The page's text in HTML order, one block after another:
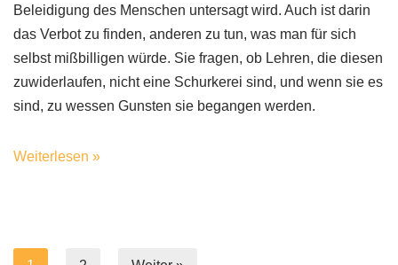
Beleidigung des Menschen untersagt wird. Auch ist darin
das Verbot zu finden, anderen zu tun, was man für sich
selbst mißbilligen würde. Sie fragen, ob Lehren, die diesen
zuwiderlaufen, nicht eine Schurkerei sind, und wenn sie es
sind, zu wessen Gunsten sie begangen werden.
Weiterlesen »